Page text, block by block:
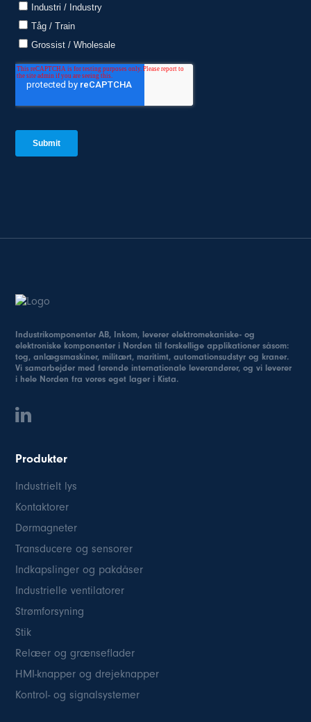
Industrikomponenter AB, Inkom, leverer elektromekaniske- og
elektroniske komponenter i Norden til forskellige applikationer såsom:
tog, anlægsmaskiner, militært, maritimt, automationsudstyr og kraner.
Vi samarbejder med førende internationale leverandører, og vi leverer
i hele Norden fra vores eget lager i Kista.
Produkter
Industrielt lys
Kontaktorer
Dørmagneter
Transducere og sensorer
Indkapslinger og pakdåser
Industrielle ventilatorer
Strømforsyning
Stik
Relæer og grænseflader
HMI-knapper og drejeknapper
Kontrol- og signalsystemer